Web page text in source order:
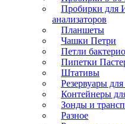
Пробирки для
анализаторов
Планшеты
Чашки Петри
Петли
Пипетки
Штативы
Резервуары для
Контейнеры
Зонды и
Разное